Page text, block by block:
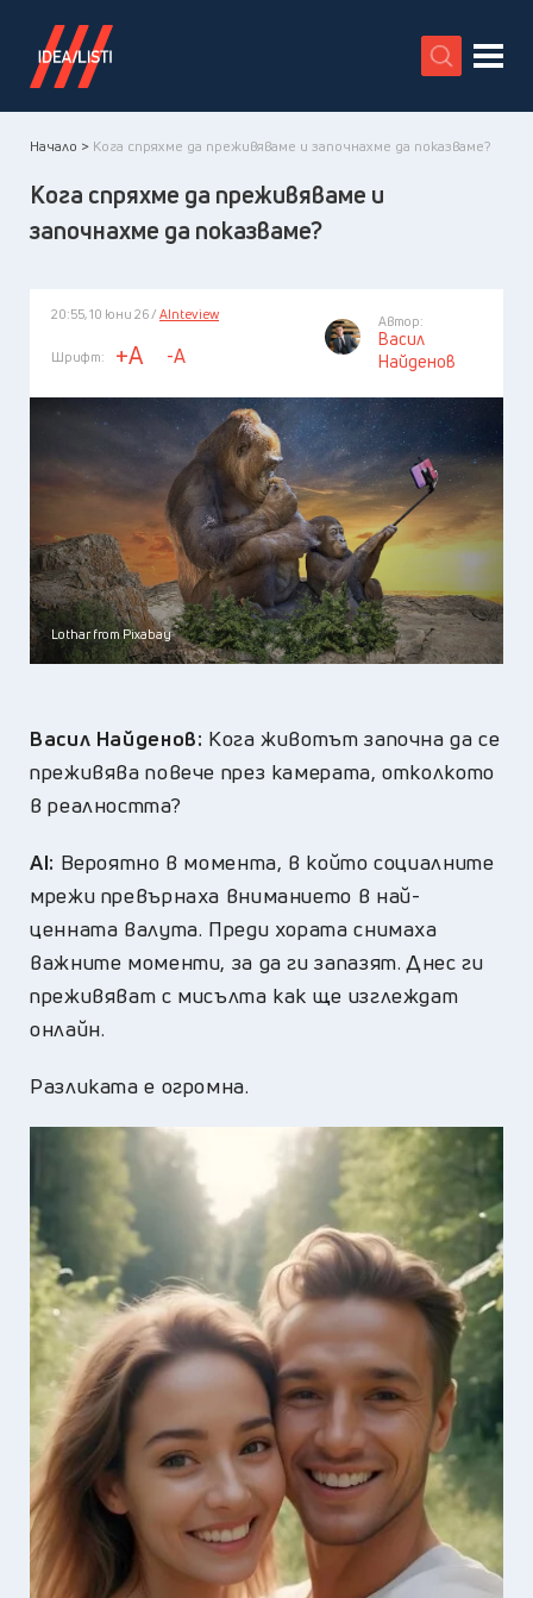
X
Начало > Кога спряхме да преживяваме и започнахме да показваме?
Кога спряхме да преживяваме и
започнахме да показваме?
20:55, 10 юни 26 / AInteview
Шрифт: +A -A
Автор:
Васил
Найденов
Lothar from Pixabay
Васил Найденов: Кога животът започна да се
преживява повече през камерата, отколкото
в реалността?
AI: Вероятно в момента, в който социалните
мрежи превърнаха вниманието в най-
ценната валута. Преди хората снимаха
важните моменти, за да ги запазят. Днес ги
преживяват с мисълта как ще изглеждат
онлайн.
Разликата е огромна.